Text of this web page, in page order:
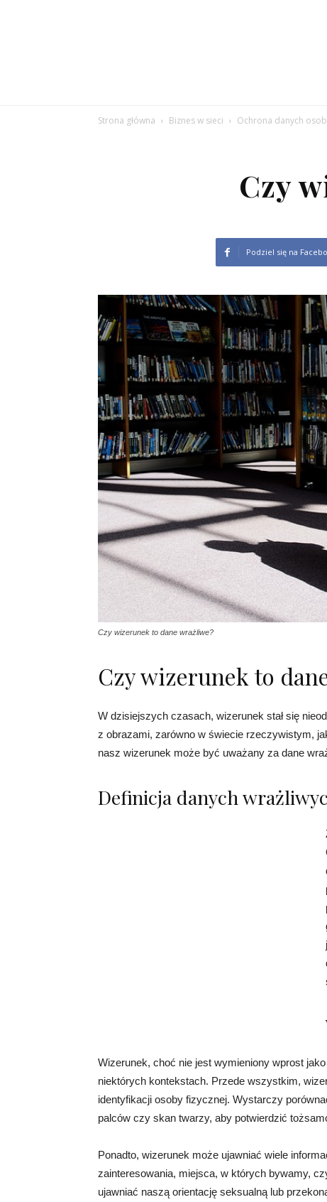
Strona główna Biznes w sieci Ochrona danych
Czy
Podziel się na
Czy wizerunek to dane wrażliwe?
Czy wizerunek to
W dzisiejszych czasach, wizerunek stał się
z obrazami, zarówno w świecie rzeczywistym,
nasz wizerunek może być uważany za dane
Definicja danych
Wizerunek, choć nie jest wymieniony wprost
niektórych kontekstach. Przede wszystkim,
identyfikacji osoby fizycznej. Wystarczy
palców czy skan twarzy, aby potwierdzić
Ponadto, wizerunek może ujawniać wiele
zainteresowania, miejsca, w których bywamy,
ujawniać naszą orientację seksualną lub